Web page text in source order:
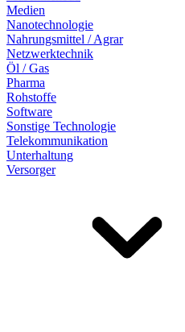
Medien
Nanotechnologie
Nahrungsmittel / Agrar
Netzwerktechnik
Öl / Gas
Pharma
Rohstoffe
Software
Sonstige Technologie
Telekommunikation
Unterhaltung
Versorger